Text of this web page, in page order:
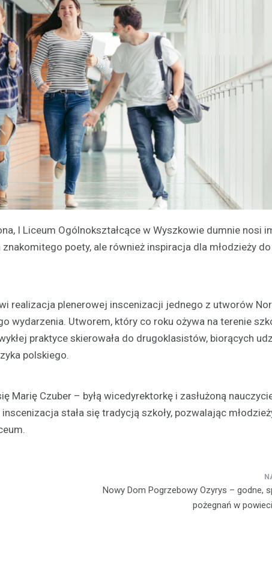
I Liceum Ogólnokształcące w Wyszkowie dumnie nosi
poety, ale również inspiracja dla młodzieży do
realizacja plenerowej inscenizacji jednego z utworów
wydarzenia. Utworem, który co roku ożywa na terenie
praktyce skierowała do drugoklasistów, biorących
polskiego.
Marię Czuber – byłą wicedyrektorkę i zasłużoną
stała się tradycją szkoły, pozwalając
Nowy Dom Pogrzebowy Ozyrys – godne,
pożegnań w
Rozważana jest rozbudowa
powiatowej trasy nr